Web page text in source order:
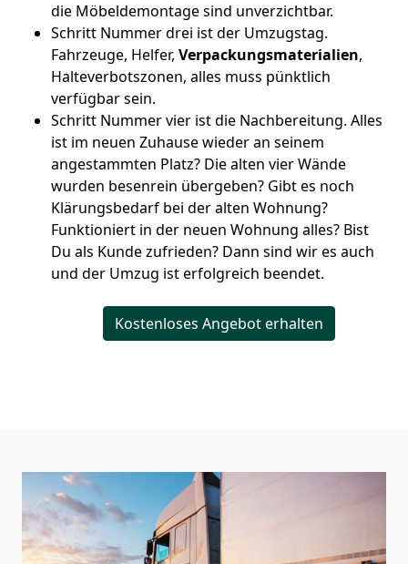
die Möbeldemontage sind unverzichtbar.
Schritt Nummer drei ist der Umzugstag.
Fahrzeuge, Helfer, Verpackungsmaterialien,
Halteverbotszonen, alles muss pünktlich
verfügbar sein.
Schritt Nummer vier ist die Nachbereitung. Alles
ist im neuen Zuhause wieder an seinem
angestammten Platz? Die alten vier Wände
wurden besenrein übergeben? Gibt es noch
Klärungsbedarf bei der alten Wohnung?
Funktioniert in der neuen Wohnung alles? Bist
Du als Kunde zufrieden? Dann sind wir es auch
und der Umzug ist erfolgreich beendet.
Kostenloses Angebot erhalten